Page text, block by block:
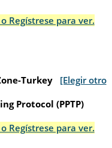
Regístrese para ver.
Turkey
[Elegir otro
Protocol (PPTP)
Regístrese para ver.